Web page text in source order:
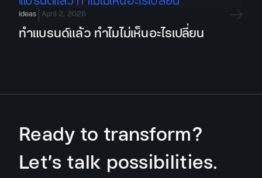
Ideas April 2, 2026
ทำแบรนด์แล้ว ทำไมไม่เห็นอะไรเปลี่ยน
Ready to transform?
Let’s talk possibilities.